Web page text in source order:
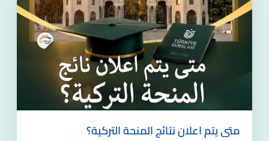
متى يتم اعلان نتائج المنحة التركية؟